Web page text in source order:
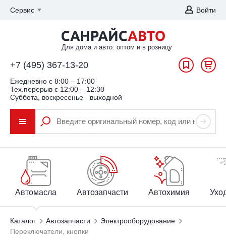
Сервис Войти
Для дома и авто: оптом и в розницу
+7 (495) 367-13-20
Ежедневно c 8:00 – 17:00
Тех.перерыв с 12:00 – 12:30
Суббота, воскресенье - выходной
Автомасла Автозапчасти Автохимия
Каталог Автозапчасти
Электрооборудование
Переключатели, кнопки